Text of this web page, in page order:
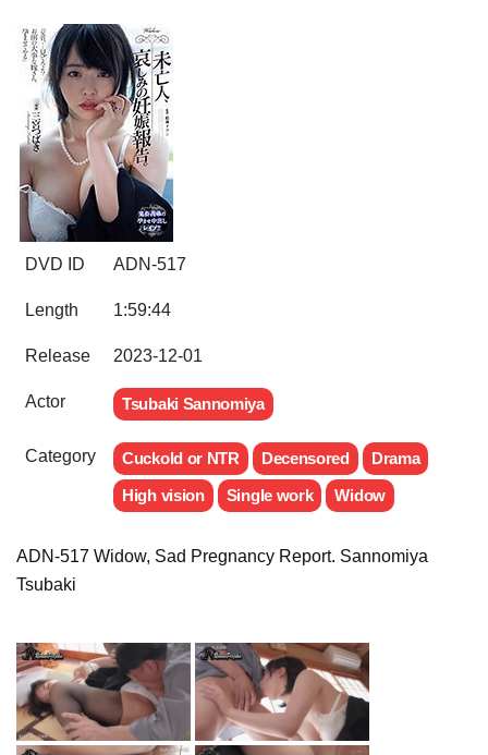
DVD ID ADN-517
Length 1:59:44
Release 2023-12-01
Actor Tsubaki Sannomiya
Category Cuckold or NTR Decensored
Drama
High vision
Single work Widow
ADN-517 Widow, Sad Pregnancy Report. Sannomiya
Tsubaki